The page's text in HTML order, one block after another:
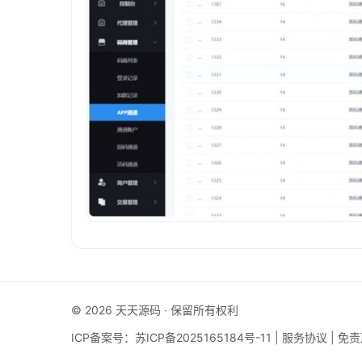
© 2026 天天源码 · 保留所有权利
ICP备案号： 苏ICP备2025165184号-11 服务协议 免